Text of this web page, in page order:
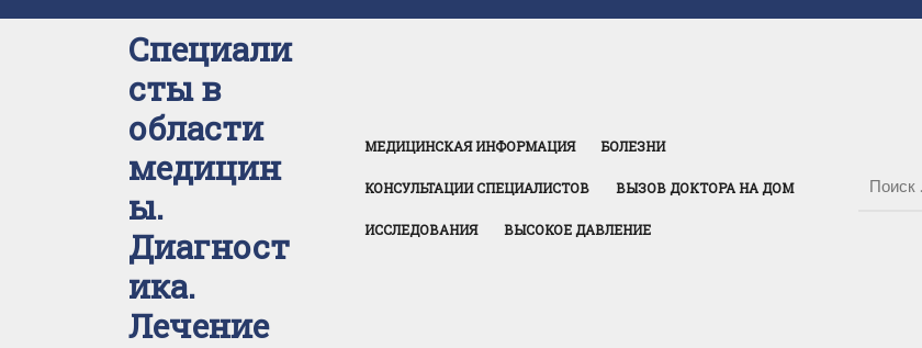
Специали
сты в
области
медицин
ы.
Диагност
ика.
Лечение
МЕДИЦИНСКАЯ ИНФОРМАЦИЯ БОЛЕЗНИ
КОНСУЛЬТАЦИИ СПЕЦИАЛИСТОВ ВЫЗОВ ДОКТОРА НА ДОМ
ИССЛЕДОВАНИЯ ВЫСОКОЕ ДАВЛЕНИЕ